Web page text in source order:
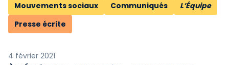
Mouvements sociaux Communiqués
L’Équipe
Presse écrite
4 février 2021